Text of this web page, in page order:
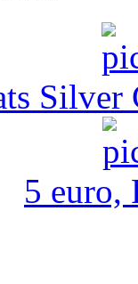
Silver
5 euro,